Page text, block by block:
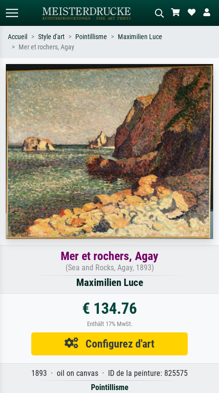
Recherchez par artiste, titre ou style –
ex. Monet, Nuit étoilée,
impressionnisme, vague de Hokusai,
nu.
Décrivez la scène – ex. prairie verte,
abstrait avec beaucoup de rouge,
tableau sombre, nu debout près d'un
arbre.
Accueil Style d'art Pointillisme
Maximilien Luce
Mer et rochers, Agay
Mer et rochers, Agay
(Sea and Rocks, Agay, 1893)
Maximilien Luce
€ 134.76
Enthält 17% MwSt.
Configurez d'art
1893 · oil on canvas · ID de la peinture: 825575
Pointillisme